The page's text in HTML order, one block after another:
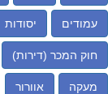
עמודים יסודות
חוק המכר (דירות)
מעקה אוורור